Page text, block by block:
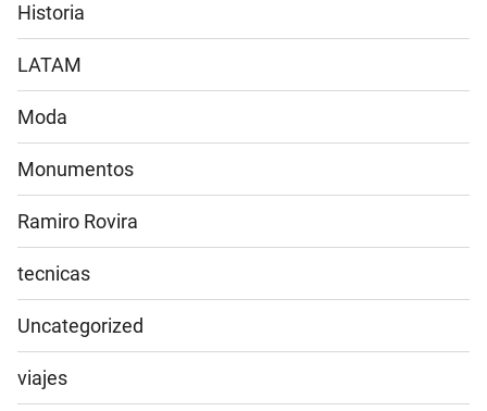
Historia
LATAM
Moda
Monumentos
Ramiro Rovira
tecnicas
Uncategorized
viajes